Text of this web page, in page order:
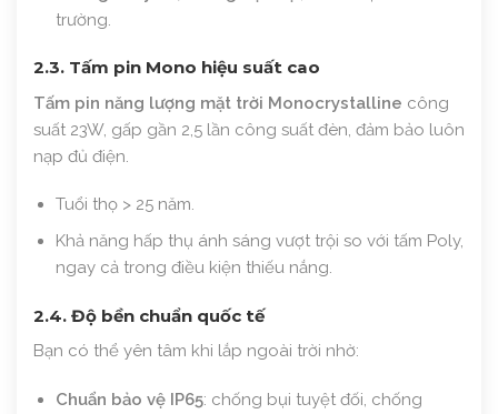
trường.
2.3. Tấm pin Mono hiệu suất cao
Tấm pin năng lượng mặt trời Monocrystalline công
suất 23W, gấp gần 2,5 lần công suất đèn, đảm bảo luôn
nạp đủ điện.
Tuổi thọ > 25 năm.
Khả năng hấp thụ ánh sáng vượt trội so với tấm Poly,
ngay cả trong điều kiện thiếu nắng.
2.4. Độ bền chuẩn quốc tế
Bạn có thể yên tâm khi lắp ngoài trời nhờ:
Chuẩn bảo vệ IP65: chống bụi tuyệt đối, chống